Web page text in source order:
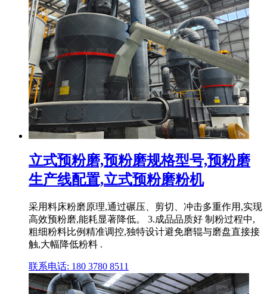
立式预粉磨,预粉磨规格型号,预粉磨
生产线配置,立式预粉磨粉机
采用料床粉磨原理,通过碾压、剪切、冲击多重作用,实现
高效预粉磨,能耗显著降低。 3.成品品质好 制粉过程中,
粗细粉料比例精准调控,独特设计避免磨辊与磨盘直接接
触,大幅降低粉料 .
联系电话: 180 3780 8511